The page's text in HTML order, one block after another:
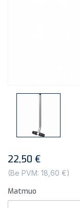
22,50 €
(Be PVM: 18,60 €)
Matmuo